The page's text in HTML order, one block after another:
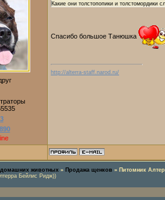
3
890
Какие они толстопопики и толстомордики
Спасибо большое Танюшка
http://alterra-staff.narod.ru/
животных » Продажа щенков » Питомник
Бейлис Ридж))